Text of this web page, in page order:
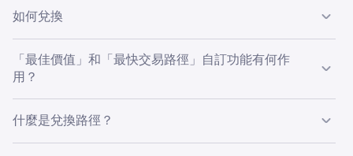
Swaps 目前僅在選定的區塊鏈上及之間可用。新的鏈將
會定期新增。
Ethereum
如何兌換
按下主畫面上的Swap按鈕。
3 選擇您想兌換成的代幣。
4 選擇最佳價值或最快交易速度。
「最佳價值」和「最快交易路徑」自訂功能有何作
用？
您可以選擇「最佳價值」，這會優化交易以確保您獲得最高
的最低輸出；或者選擇「最快交易速度」，這會找到最佳路
徑和網絡費用，以在最短時間內完成您的兌換。
什麼是兌換路徑？